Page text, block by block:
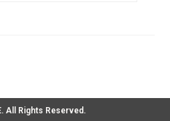
All Rights Reserved.